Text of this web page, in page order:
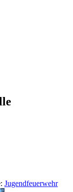
Jugendfeuerwehr